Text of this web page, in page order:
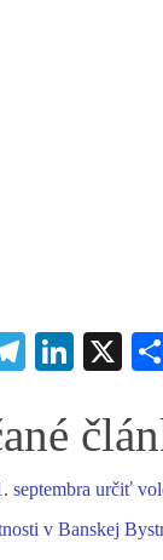
Te
gr
m
Li
ed
X
septembra určiť
v Banskej